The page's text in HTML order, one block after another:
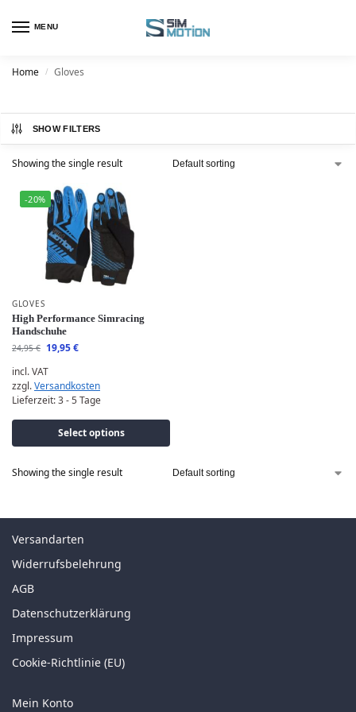
MENU
Home / Gloves
SHOW FILTERS
Showing the single result
-20%
GLOVES
High Performance Simracing
Handschuhe
24,95€ 19,95€
incl. VAT
zzgl.Versandkosten
Lieferzeit:3 - 5 Tage
Select options
Showing the single result
Versandarten
Widerrufsbelehrung
AGB
Datenschutzerklärung
Impressum
Cookie-Richtlinie (EU)
Mein Konto